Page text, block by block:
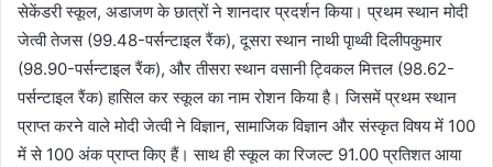
a
n
e
m
a
i
सेकेंडरी स्कूल, अडाजण के छात्रों ने शानदार प्रदर्शन किया। प्रथम स्थान मोदी
जेत्वी तेजस (99.48-पर्सन्टाइल रैंक), दूसरा स्थान नाथी पृाथ्वी दिलीपकुमार
(98.90-पर्सन्टाइल रैंक), और तीसरा स्थान वसानी ट्विकल मित्तल (98.62-
पर्सन्टाइल रैंक) हासिल कर स्कूल का नाम रोशन किया है। जिसमें प्रथम स्थान
प्राप्त करने वाले मोदी जेत्वी ने विज्ञान, सामाजिक विज्ञान और संस्कृत विषय में 100
में से 100 अंक प्राप्त किए हैं। साथ ही स्कूल का रिजल्ट 91.00 प्रतिशत आया